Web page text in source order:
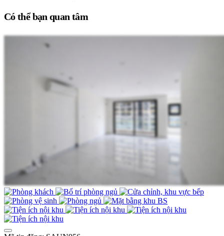
Có thể bạn quan tâm